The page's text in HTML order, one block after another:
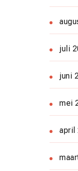
juli
juni
mei
april